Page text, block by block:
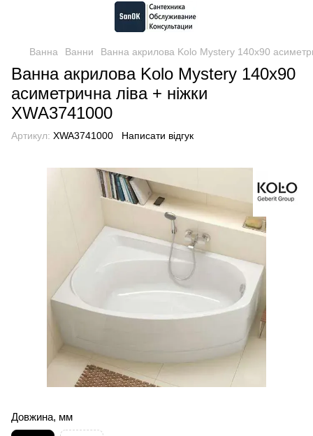
Ванна Ванни Ванна акрилова Kolo Mystery 140x90
Ванна акрилова Kolo Mystery 140x90
асиметрична ліва + ніжки
XWA3741000
Артикул: XWA3741000 Написати відгук
Довжина, мм